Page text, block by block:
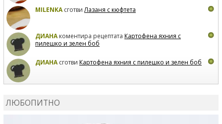
MILENKAсготвиЛазаня с кюфтета
ДИАНАкоментира рецептата Картофена яхния с
пилешко и зелен боб
ДИАНАсготви Картофена яхния с пилешко и зелен боб
ЛЮБОПИТНО